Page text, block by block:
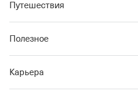
Путешествия
Полезное
Карьера